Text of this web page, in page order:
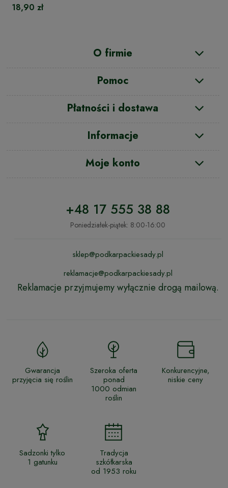
18,90 zł
O firmie
Pomoc
Płatności i dostawa
Informacje
Moje konto
+48 17 555 38 88
Poniedziałek-piątek: 8:00-16:00
sklep@podkarpackiesady.pl
reklamacje@podkarpackiesady.pl
Reklamacje przyjmujemy wyłącznie drogą mailową.
Gwarancja
przyjęcia się roślin
Szeroka oferta
ponad
1000 odmian
roślin
Konkurencyjne,
niskie ceny
Sadzonki tylko
1 gatunku
Tradycja
szkółkarska
od 1953 roku